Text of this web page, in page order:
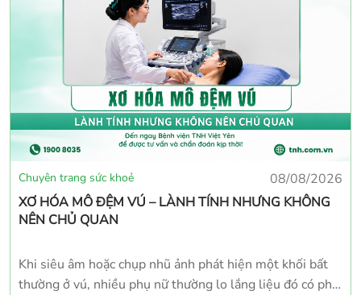
Bệnh viện TNH Lạng Sơn. Sự chào đời khỏe mạnh của
hai bé tiếp tục khẳng định năng lực chuyên môn và chất
lượng chăm sóc sản khoa của bệnh viện.
Chuyên trang sức khoẻ
08/08/2026
XƠ HÓA MÔ ĐỆM VÚ – LÀNH TÍNH NHƯNG KHÔNG
NÊN CHỦ QUAN
Khi siêu âm hoặc chụp nhũ ảnh phát hiện một khối bất
thường ở vú, nhiều phụ nữ thường lo lắng liệu đó có phải